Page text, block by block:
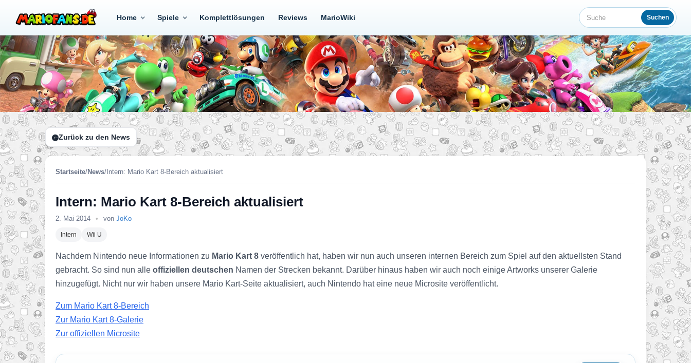
Home Spiele Komplettlösungen Reviews MarioWiki Suche Suchen
Zurück zu den News
Startseite/News/ Intern: Mario Kart 8-Bereich aktualisiert
Intern: Mario Kart 8-Bereich aktualisiert
2. Mai 2014 • von JoKo
Intern Wii U
Nachdem Nintendo neue Informationen zu Mario Kart 8 veröffentlich hat, haben wir nun auch unseren internen Bereich zum Spiel auf den aktuellsten Stand
gebracht. So sind nun alle offiziellen deutschen Namen der Strecken bekannt. Darüber hinaus haben wir auch noch einige Artworks unserer Galerie
hinzugefügt. Nicht nur wir haben unsere Mario Kart-Seite aktualisiert, auch Nintendo hat eine neue Microsite veröffentlicht.
Zum Mario Kart 8-Bereich
Zur Mario Kart 8-Galerie
Zur offiziellen Microsite